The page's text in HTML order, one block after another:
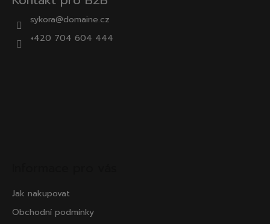
sykora@domaine.cz
+420 704 604 444
Jak nakupovat
Obchodní podmínky